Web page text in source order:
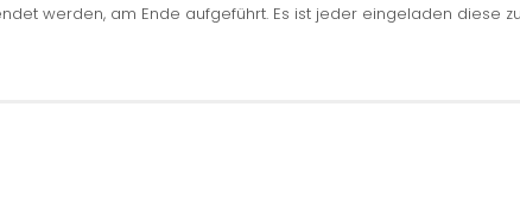
werden, am Ende aufgeführt. Es ist jeder eingeladen diese